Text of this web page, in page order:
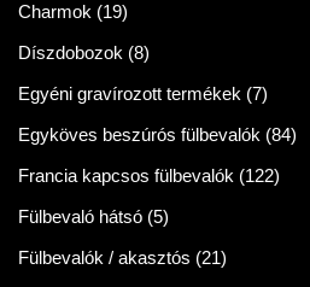
Charmok (19)
Díszdobozok (8)
Egyéni gravírozott termékek (7)
Egyköves beszúrós fülbevalók (84)
Francia kapcsos fülbevalók (122)
Fülbevaló hátsó (5)
Fülbevalók / akasztós (21)